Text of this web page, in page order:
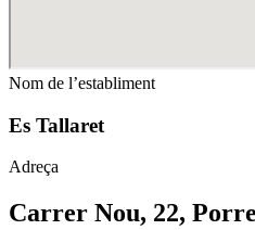
Nom de l’establiment
Es Tallaret
Adreça
Carrer Nou, 22,